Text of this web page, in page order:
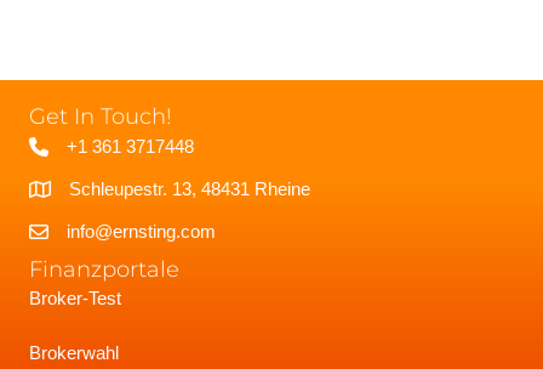
Get In Touch!
+1 361 3717448
Schleupestr. 13, 48431 Rheine
info@ernsting.com
Finanzportale
Broker-Test
Brokerwahl